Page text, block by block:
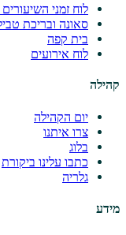
לוח זמני השיעורים
סאונה ובריכת
בית קפה
לוח אירועים
קהילה
יום הקהילה
צרו איתנו
בלוג
כתבו עלינו ביקורת
גלריה
מידע